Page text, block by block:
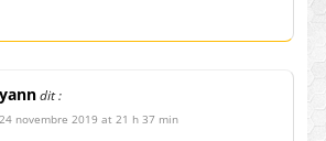
yann dit :
24 novembre 2019 at 21 h 37 min